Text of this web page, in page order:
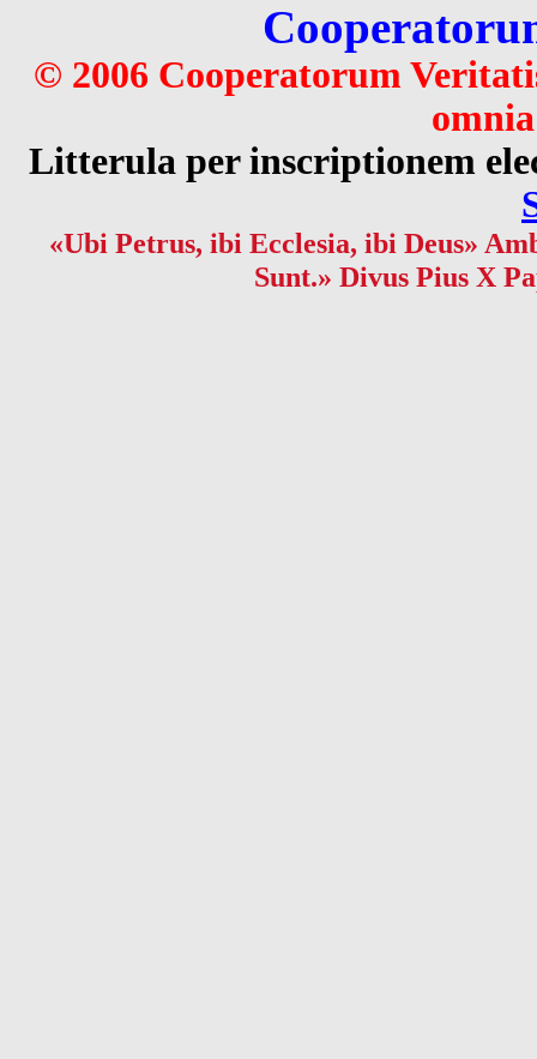
© 2006 Cooperatorum
Litterula per inscriptionem
«Ubi Petrus, ibi Ecclesia, ibi Deus»
Sunt.» Divus Pius X